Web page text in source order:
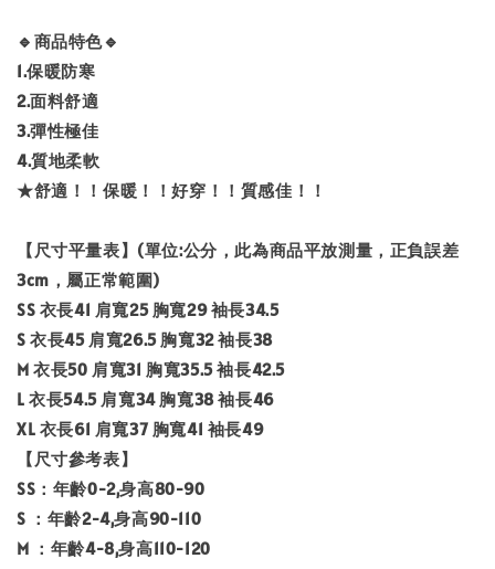
🔹商品特色🔹
1.保暖防寒
2.面料舒適
3.彈性極佳
4.質地柔軟
★舒適！！保暖！！好穿！！質感佳！！
【尺寸平量表】(單位:公分，此為商品平放測量，正負誤差
3cm，屬正常範圍)
SS 衣長41 肩寬25 胸寬29 袖長34.5
S 衣長45 肩寬26.5 胸寬32 袖長38
M 衣長50 肩寬31 胸寬35.5 袖長42.5
L 衣長54.5 肩寬34 胸寬38 袖長46
XL 衣長61 肩寬37 胸寬41 袖長49
【尺寸參考表】
SS：年齡0-2,身高80-90
S ：年齡2-4,身高90-110
M ：年齡4-8,身高110-120